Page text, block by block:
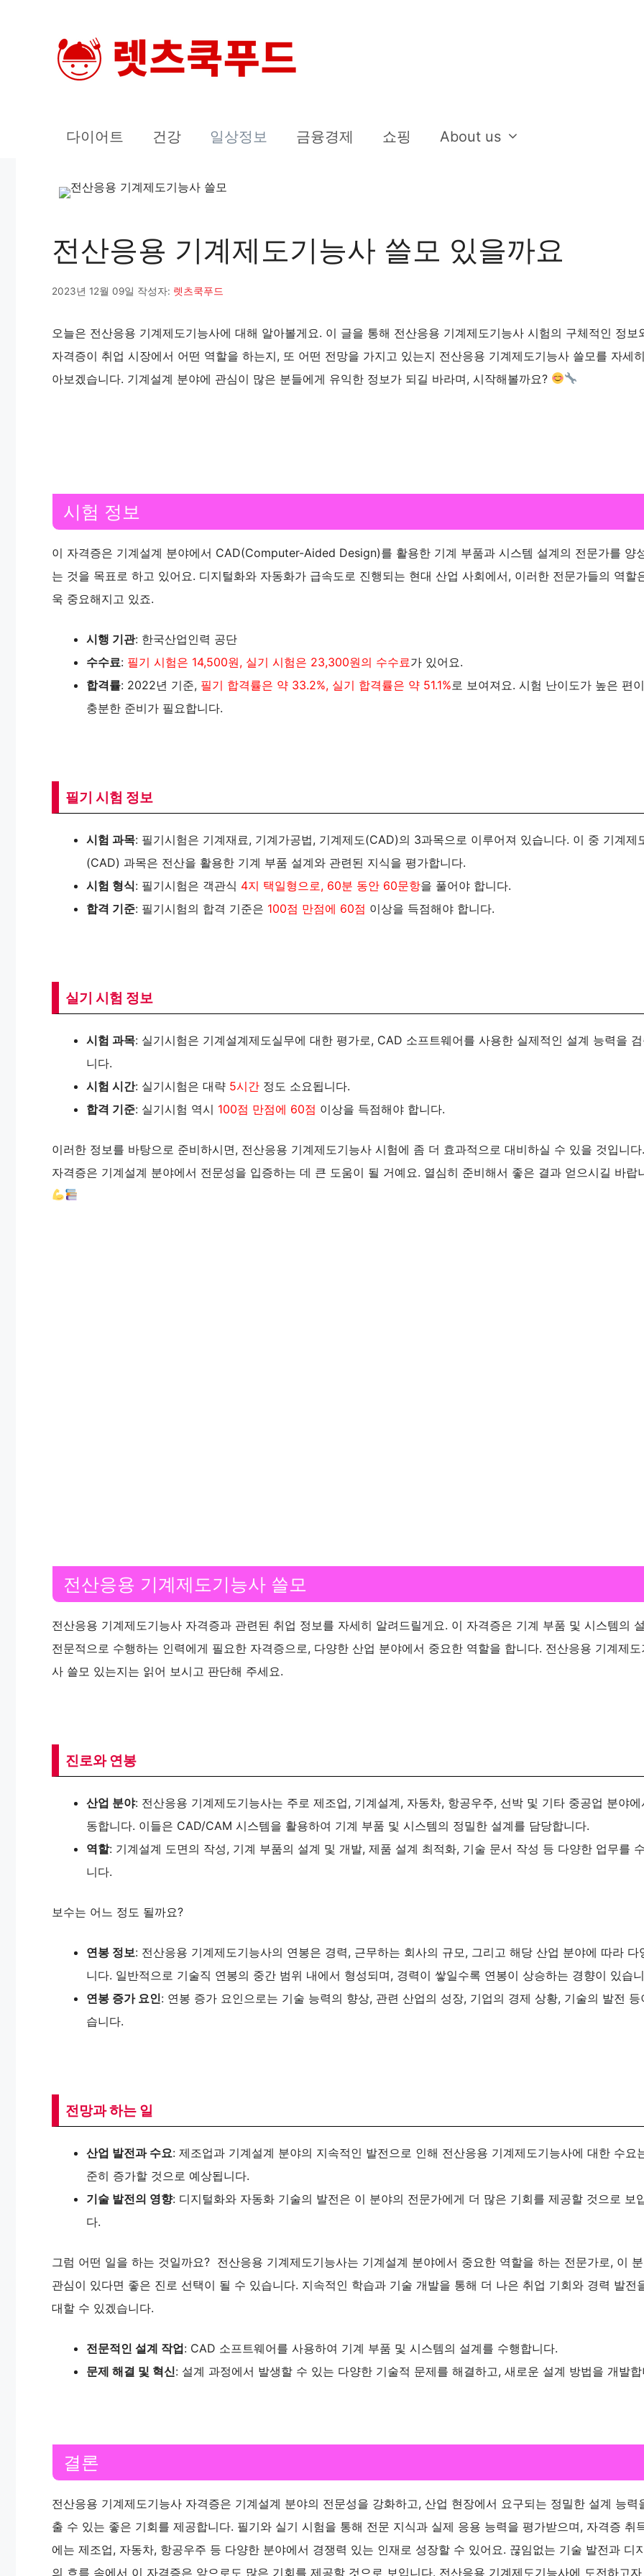
다이어트 건강 일상정보 금융경제 쇼핑 About us
전산응용 기계제도기능사 쓸모 있을까요
2023년 12월 09일 작성자: 렛츠쿡푸드
오늘은 전산응용 기계제도기능사에 대해 알아볼게요. 이 글을 통해 전산응용 기계제도기능사 시험의 구체적인 정보
자격증이 취업 시장에서 어떤 역할을 하는지, 또 어떤 전망을 가지고 있는지 전산응용 기계제도기능사 쓸모를 자세
아보겠습니다. 기계설계 분야에 관심이 많은 분들에게 유익한 정보가 되길 바라며, 시작해볼까요?
시험 정보
이 자격증은 기계설계 분야에서 CAD(Computer-Aided Design)를 활용한 기계 부품과 시스템 설계의 전문가를 양
는 것을 목표로 하고 있어요. 디지털화와 자동화가 급속도로 진행되는 현대 산업 사회에서, 이러한 전문가들의 역할
욱 중요해지고 있죠.
시행 기관: 한국산업인력 공단
수수료: 필기 시험은 14,500원, 실기 시험은 23,300원의 수수료가 있어요.
합격률: 2022년 기준, 필기 합격률은 약 33.2%, 실기 합격률은 약 51.1% 로 보여져요. 시험 난이도가 높은 편
충분한 준비가 필요합니다.
필기 시험 정보
시험 과목: 필기시험은 기계재료, 기계가공법, 기계제도(CAD)의 3과목으로 이루어져 있습니다. 이 중 기계제
(CAD) 과목은 전산을 활용한 기계 부품 설계와 관련된 지식을 평가합니다​​.
시험 형식: 필기시험은 객관식 4지 택일형으로, 60분 동안 60문항을 풀어야 합니다​​.
합격 기준: 필기시험의 합격 기준은 100점 만점에 60점 이상을 득점해야 합니다​​.
실기 시험 정보
시험 과목: 실기시험은 기계설계제도실무에 대한 평가로, CAD 소프트웨어를 사용한 실제적인 설계 능력을
니다​​.
시험 시간: 실기시험은 대략 5시간 정도 소요됩니다​​.
합격 기준: 실기시험 역시 100점 만점에 60점 이상을 득점해야 합니다​​.
이러한 정보를 바탕으로 준비하시면, 전산응용 기계제도기능사 시험에 좀 더 효과적으로 대비하실 수 있을 것입니
자격증은 기계설계 분야에서 전문성을 입증하는 데 큰 도움이 될 거예요. 열심히 준비해서 좋은 결과 얻으시길 바랍
전산응용 기계제도기능사 쓸모
전산응용 기계제도기능사 자격증과 관련된 취업 정보를 자세히 알려드릴게요. 이 자격증은 기계 부품 및 시스템의
전문적으로 수행하는 인력에게 필요한 자격증으로, 다양한 산업 분야에서 중요한 역할을 합니다. 전산응용 기계제도
사 쓸모 있는지는 읽어 보시고 판단해 주세요.
진로와 연봉
산업 분야: 전산응용 기계제도기능사는 주로 제조업, 기계설계, 자동차, 항공우주, 선박 및 기타 중공업 분야
동합니다. 이들은 CAD/CAM 시스템을 활용하여 기계 부품 및 시스템의 정밀한 설계를 담당합니다​​.
역할: 기계설계 도면의 작성, 기계 부품의 설계 및 개발, 제품 설계 최적화, 기술 문서 작성 등 다양한 업무를
니다.
보수는 어느 정도 될까요?
연봉 정보: 전산응용 기계제도기능사의 연봉은 경력, 근무하는 회사의 규모, 그리고 해당 산업 분야에 따라 다
니다. 일반적으로 기술직 연봉의 중간 범위 내에서 형성되며, 경력이 쌓일수록 연봉이 상승하는 경향이 있습
연봉 증가 요인: 연봉 증가 요인으로는 기술 능력의 향상, 관련 산업의 성장, 기업의 경제 상황, 기술의 발전 등
습니다.
전망과 하는 일
산업 발전과 수요: 제조업과 기계설계 분야의 지속적인 발전으로 인해 전산응용 기계제도기능사에 대한 수요
준히 증가할 것으로 예상됩니다.
기술 발전의 영향: 디지털화와 자동화 기술의 발전은 이 분야의 전문가에게 더 많은 기회를 제공할 것으로 보
다.
그럼 어떤 일을 하는 것일까요? 전산응용 기계제도기능사는 기계설계 분야에서 중요한 역할을 하는 전문가로, 이
관심이 있다면 좋은 진로 선택이 될 수 있습니다. 지속적인 학습과 기술 개발을 통해 더 나은 취업 기회와 경력 발전
대할 수 있겠습니다.
전문적인 설계 작업: CAD 소프트웨어를 사용하여 기계 부품 및 시스템의 설계를 수행합니다.
문제 해결 및 혁신: 설계 과정에서 발생할 수 있는 다양한 기술적 문제를 해결하고, 새로운 설계 방법을 개발
결론
전산응용 기계제도기능사 자격증은 기계설계 분야의 전문성을 강화하고, 산업 현장에서 요구되는 정밀한 설계 능력
출 수 있는 좋은 기회를 제공합니다. 필기와 실기 시험을 통해 전문 지식과 실제 응용 능력을 평가받으며, 자격증 취
에는 제조업, 자동차, 항공우주 등 다양한 분야에서 경쟁력 있는 인재로 성장할 수 있어요. 끊임없는 기술 발전과 디
의 흐름 속에서 이 자격증은 앞으로도 많은 기회를 제공할 것으로 보입니다. 전산응용 기계제도기능사에 도전하고